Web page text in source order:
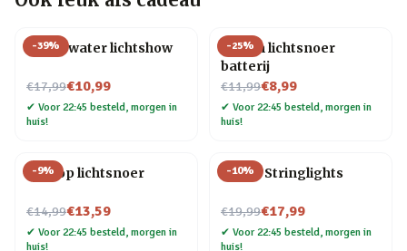
-39%
Onderwater lichtshow
€17,99
Nu voor€10,99
✔ Voor 22:45 besteld, morgen in
huis!
-25%
Edison lichtsnoer
batterij
€11,99
Nu voor€8,99
✔ Voor 22:45 besteld, morgen in
huis!
-9%
Klimop lichtsnoer
€14,99
Nu voor€13,59
✔ Voor 22:45 besteld, morgen in
huis!
-10%
Bottle Stringlights
€19,99
Nu voor€17,99
✔ Voor 22:45 besteld, morgen in
huis!